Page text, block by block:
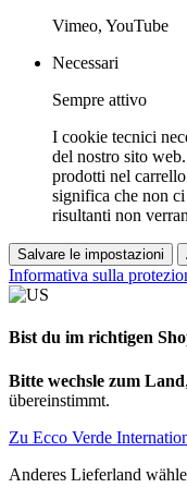
Vimeo, YouTube
Necessari
Sempre attivo
I cookie tecnici
del nostro sito
prodotti nel
significa che non
risultanti non
Salvare le impostazioni
Informativa sulla
Bist du im richtigen
Bitte wechsle zum Land
übereinstimmt.
Zu Ecco Verde
Anderes Lieferland